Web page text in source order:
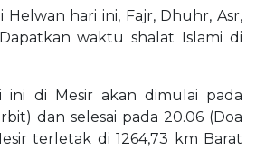
Helwan hari ini, Fajr, Dhuhr, Asr,
waktu shalat Islami di
ini di Mesir akan dimulai pada
dan selesai pada 20.06 (Doa
terletak di 1264,73 km Barat